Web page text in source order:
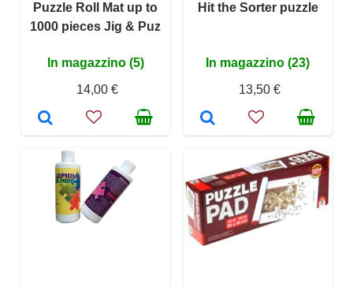
Puzzle Roll Mat up to
1000 pieces Jig & Puz
In magazzino (5)
14,00 €
Hit the Sorter puzzle
In magazzino (23)
13,50 €